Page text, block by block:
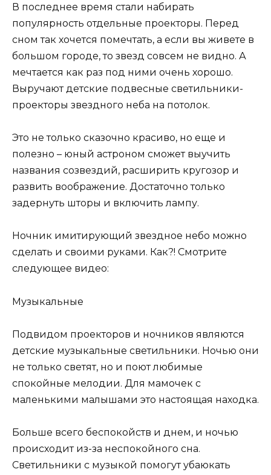
В последнее время стали набирать
популярность отдельные проекторы. Перед
сном так хочется помечтать, а если вы живете в
большом городе, то звезд совсем не видно. А
мечтается как раз под ними очень хорошо.
Выручают детские подвесные светильники-
проекторы звездного неба на потолок.
Это не только сказочно красиво, но еще и
полезно – юный астроном сможет выучить
названия созвездий, расширить кругозор и
развить воображение. Достаточно только
задернуть шторы и включить лампу.
Ночник имитирующий звездное небо можно
сделать и своими руками. Как?! Смотрите
следующее видео:
Музыкальные
Подвидом проекторов и ночников являются
детские музыкальные светильники. Ночью они
не только светят, но и поют любимые
спокойные мелодии. Для мамочек с
маленькими малышами это настоящая находка.
Больше всего беспокойств и днем, и ночью
происходит из-за неспокойного сна.
Светильники с музыкой помогут убаюкать